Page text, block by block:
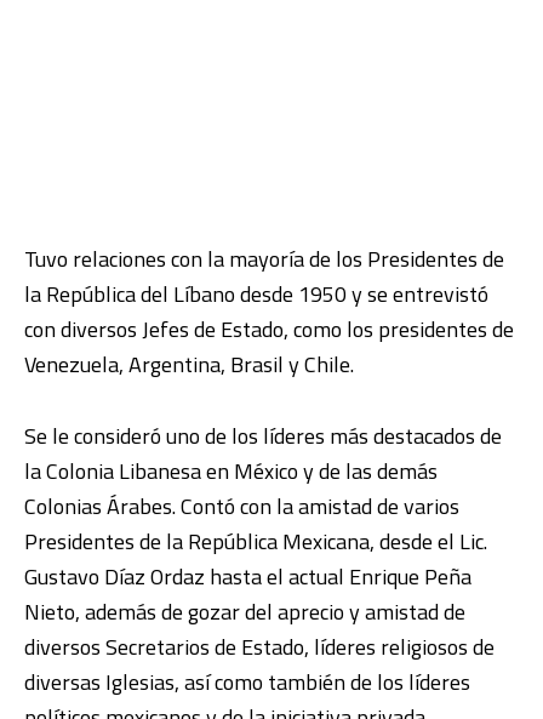
Tuvo relaciones con la mayoría de los Presidentes de
la República del Líbano desde 1950 y se entrevistó
con diversos Jefes de Estado, como los presidentes de
Venezuela, Argentina, Brasil y Chile.
Se le consideró uno de los líderes más destacados de
la Colonia Libanesa en México y de las demás
Colonias Árabes. Contó con la amistad de varios
Presidentes de la República Mexicana, desde el Lic.
Gustavo Díaz Ordaz hasta el actual Enrique Peña
Nieto, además de gozar del aprecio y amistad de
diversos Secretarios de Estado, líderes religiosos de
diversas Iglesias, así como también de los líderes